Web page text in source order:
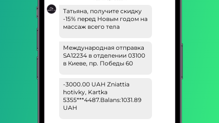
Татьяна, получите скидку
-15% перед Новым годом на
массаж всего тела
Международная отправка
SA12234 в отделении 03100
в Киеве, пр. Победы 60
-3000.00 UAH Zniattia
hotivky, Kartka
5355***4487.Balans:1031.89
UAH